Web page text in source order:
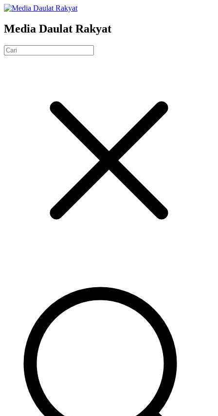
Media Daulat Rakyat